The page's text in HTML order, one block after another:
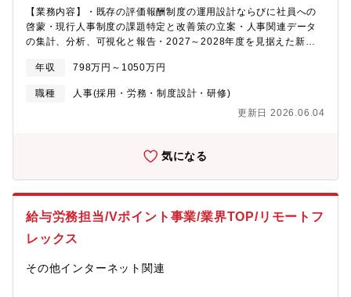
担当いただく戦略法務的な立ち位置で、CCCグループの事業を支
えていただくことを想定しています。国内外への出店や公共サー
ビス事業、新規事業…といったように、多種多様な法務の経験を
とが魅力です。【組織構成】以下事業部のいずれかに配属予定で
https://www.cccmkhd.co.jp/・取締り役 CLO (本部長、部長、
グループリーダーを兼務)・メンバー４名 ２．プラットフォーム
め、限られた業務時間の中で工夫・取捨選択できるような、誰か
ッションに挑戦したい方、やりがいを感じられるタイプの方。変
能力を活かして、周囲と信頼関係を築きながらお仕事に取り組ん
当をもち、担当事業のリーガルチェックや契約書締結に向けたア
【業務内容】・既存の評価報酬制度の運用設計ならびに社員への
啓蒙・現行人事制度の課題特定と改善策の立案・人事関連データ
の集計、分析、可視化と報告・2027～2028年度を見据えた新た
計画の運用・働き方関連制度設計ほか）【募集背景】当社は現
在、組織としても大きな変革期を迎えています。既存事業の変革
と領域多様化を進めている中で、2023年度にジョブ型を目指した
評価・報酬制度への変更を実施しました。そこから毎年メンテナ
蒙活動を進めながら、会社がこれから次のステージに向かってい
をさらに大きく進化させていこうとしています。このような背景
の戦略的なパートナーとして位置づけ、企業文化の醸成とパフォ
ーマンス向上に貢献できる存在へと強化したいと考えています。
から共に創り上げてくださる「人事制度設計・運用担当」を募集
年収 798万円～1050万円
職種
人事(採用・労務・制度設計・研修)
更新日 2026.06.04
気になる
給与労務担当/Vポイント事業/業界TOP/リモートフ
レックス
その他インターネット関連